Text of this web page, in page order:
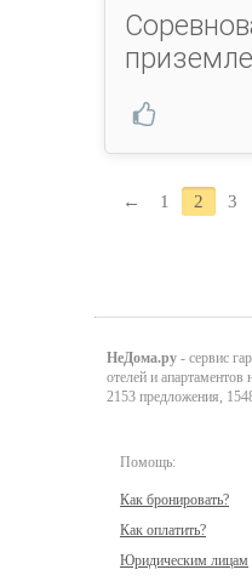
← 1 2 3
НеДома.ру - сервис
отелей и
2153 предложения,
Помощь:
Как бронировать?
Как оплатить?
Юридическим лицам